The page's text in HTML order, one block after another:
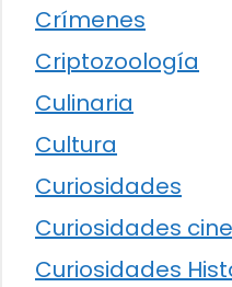
Crímenes
Criptozoología
Culinaria
Cultura
Curiosidades
Curiosidades
Curiosidades